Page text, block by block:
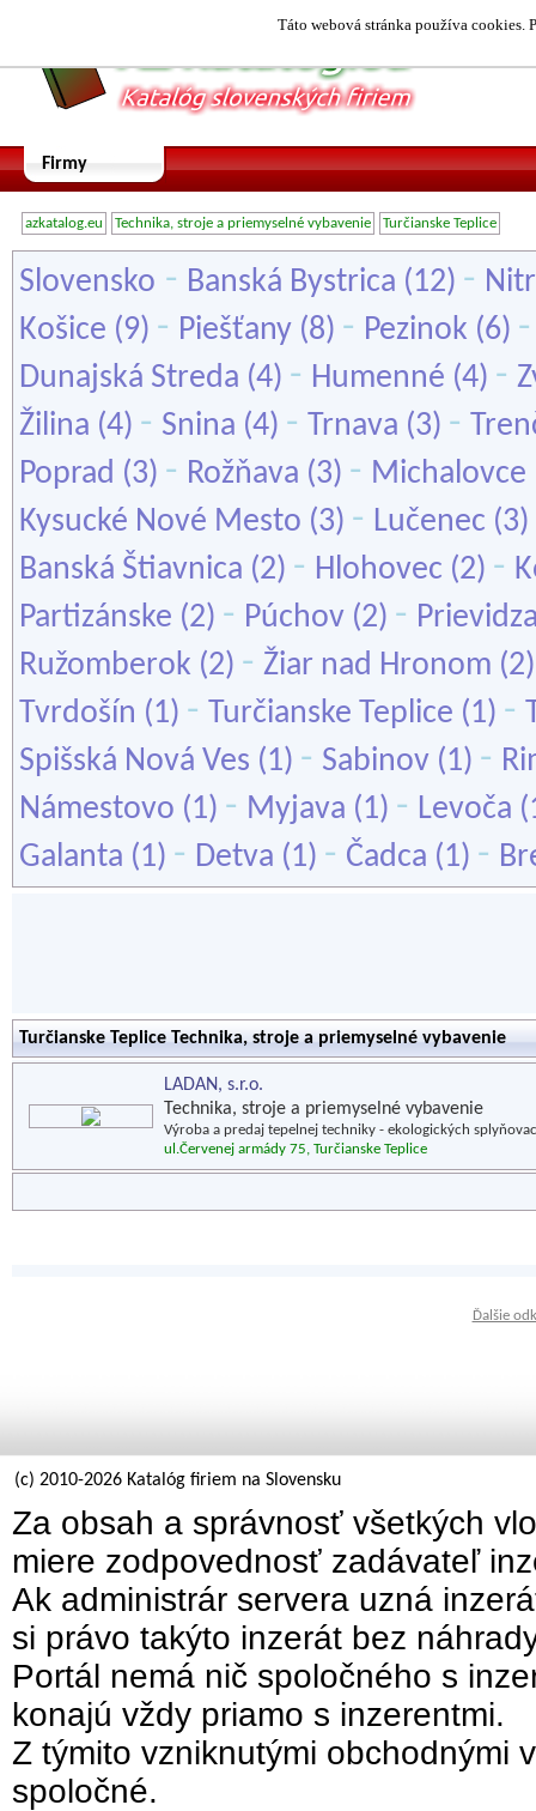
Táto webová stránka používa cookies.
Firmy
azkatalog.eu Technika, stroje a priemyselné vybavenie Turčianske Teplice
Slovensko - Banská Bystrica (12) -
Košice (9) - Piešťany (8) - Pezinok (6)
Dunajská Streda (4) - Humenné (4) -
Žilina (4) - Snina (4) - Trnava (3) -
Poprad (3) - Rožňava (3) - Michalovce
Kysucké Nové Mesto (3) - Lučenec (3)
Banská Štiavnica (2) - Hlohovec (2) -
Partizánske (2) - Púchov (2) -
Ružomberok (2) - Žiar nad Hronom
Tvrdošín (1) - Turčianske Teplice (1) -
Spišská Nová Ves (1) - Sabinov (1) -
Námestovo (1) - Myjava (1) - Levoča
Galanta (1) - Detva (1) - Čadca (1) -
Turčianske Teplice Technika, stroje a priemyselné vybavenie
LADAN, s.r.o.
Technika, stroje a priemyselné vybavenie
Výroba a predaj tepelnej techniky - ekologických
ul.Červenej armády 75, Turčianske Teplice
Ďalšie
(c) 2010-2026 Katalóg firiem na Slovensku
Za obsah a správnosť všetkých
miere zodpovednosť zadávateľ
Ak administrár servera uzná
si právo takýto inzerát bez
Portál nemá nič spoločného s
konajú vždy priamo s inzerentmi.
Z týmito vzniknutými obchodnými
spoločné.